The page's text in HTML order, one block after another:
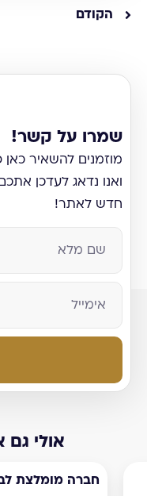
הקודם
שמרו על קשר!
מוזמנים להשאיר
ואנו נדאג לעדכן
חדש לאתר!
אולי גם
חברה מומלצת